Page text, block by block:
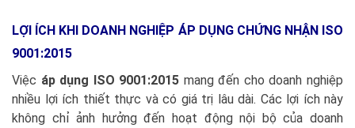
LỢI ÍCH KHI DOANH NGHIỆP ÁP DỤNG CHỨNG NHẬN ISO
9001:2015
Việc áp dụng ISO 9001:2015 mang đến cho doanh nghiệp
nhiều lợi ích thiết thực và có giá trị lâu dài. Các lợi ích này
không chỉ ảnh hưởng đến hoạt động nội bộ của doanh